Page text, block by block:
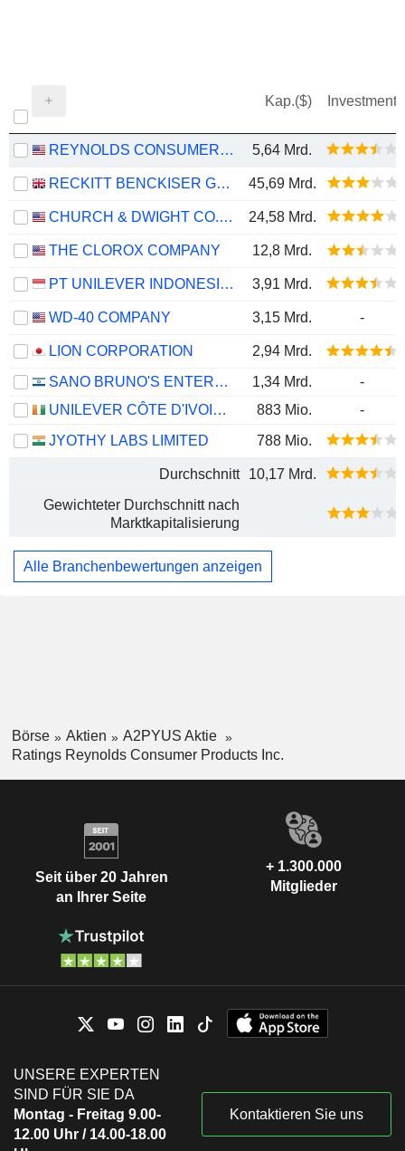
Kap.($) Investment
REYNOLDS CONSUMER PRODUCTS INC. 5,64 Mrd.
RECKITT BENCKISER GROUP PLC 45,69 Mrd.
CHURCH & DWIGHT CO., INC. 24,58 Mrd.
THE CLOROX COMPANY 12,8 Mrd.
PT UNILEVER INDONESIA TBK 3,91 Mrd.
WD-40 COMPANY 3,15 Mrd. -
LION CORPORATION
2,94 Mrd.
SANO BRUNO'S ENTERPRISES LTD
1,34 Mrd.
-
UNILEVER CÔTE D'IVOIRE, S.A.
883 Mio.
-
JYOTHY LABS LIMITED
788 Mio.
Durchschnitt
10,17 Mrd.
Gewichteter Durchschnitt nach
Marktkapitalisierung
Alle Branchenbewertungen anzeigen
Börse Aktien
A2PYUS Aktie
Ratings Reynolds Consumer Products Inc.
Seit über 20 Jahren
an Ihrer Seite
+ 1.300.000
Mitglieder
UNSERE EXPERTEN
SIND FÜR SIE DA
Montag - Freitag 9.00-
12.00 Uhr / 14.00-18.00
Kontaktieren Sie uns